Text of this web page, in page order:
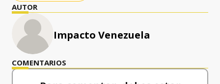
AUTOR
Impacto Venezuela
COMENTARIOS